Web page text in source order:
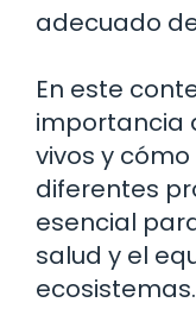
adecuado
En este
importancia
vivos y
diferentes
esencial
salud y el
ecosistemas.